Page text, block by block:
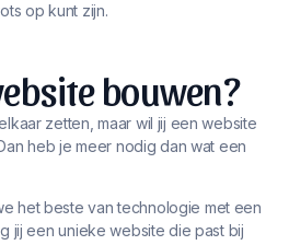
op kunt zijn.
bouwen?
zetten, maar wil jij een website
heb je meer nodig dan wat een
het beste van technologie met een
jij een unieke website die past bij